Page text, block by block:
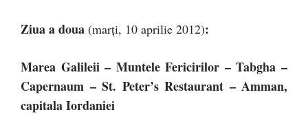
Ziua a doua (marţi, 10 aprilie 2012):
Marea Galileii – Muntele Fericirilor – Tabgha –
Capernaum – St. Peter’s Restaurant – Amman,
capitala Iordaniei